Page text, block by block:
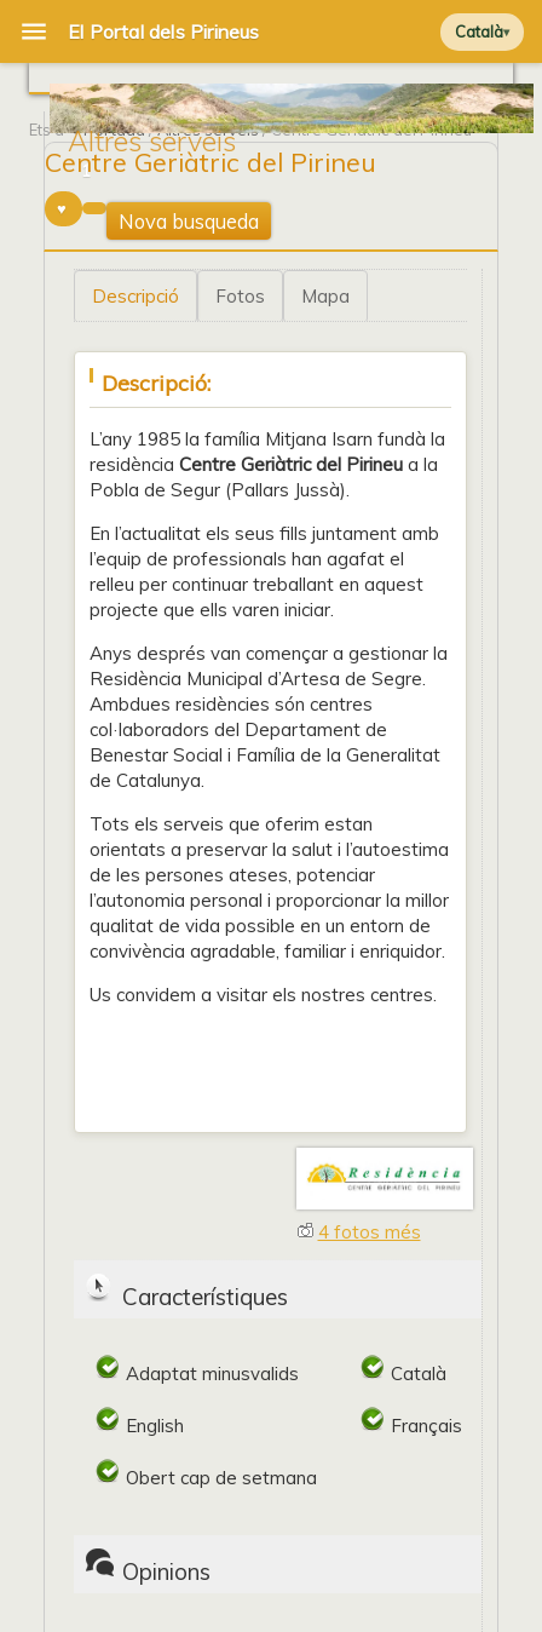
Català
Altres serveis
Ets a Portada/Altres serveis/ Centre Geriàtric del Pirineu
Centre Geriàtric del Pirineu
1
Nova busqueda
Descripció Fotos Mapa
Descripció:
L’any 1985 la família Mitjana Isarn fundà la
residència Centre Geriàtric del Pirineu a la
Pobla de Segur (Pallars Jussà).
En l’actualitat els seus fills juntament amb
l’equip de professionals han agafat el
relleu per continuar treballant en aquest
projecte que ells varen iniciar.
Anys després van començar a gestionar la
Residència Municipal d’Artesa de Segre.
Ambdues residències són centres
col·laboradors del Departament de
Benestar Social i Família de la Generalitat
de Catalunya.
Tots els serveis que oferim estan
orientats a preservar la salut i l’autoestima
de les persones ateses, potenciar
l’autonomia personal i proporcionar la millor
qualitat de vida possible en un entorn de
convivència agradable, familiar i enriquidor.
Us convidem a visitar els nostres centres.
4 fotos més
Característiques
Adaptat minusvalids Català
English Français
Obert cap de setmana
Opinions